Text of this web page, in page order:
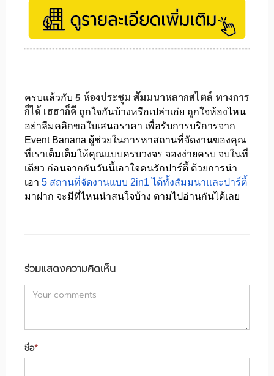
ครบแล้วกับ 5 ห้องประชุม สัมมนาหลากสไตล์ ทางการ
ก็ได้ เฮฮาก็ดี ถูกใจกันบ้างหรือเปล่าเอ่ย ถูกใจห้องไหน
อย่าลืมคลิกขอใบเสนอราคา เพื่อรับการบริการจาก
Event Banana ผู้ช่วยในการหาสถานที่จัดงานของคุณ
ที่เราเต็มเต็มให้คุณแบบครบวงจร จองง่ายครบ จบในที่
เดียว ก่อนจากกันวันนี้เอาใจคนรักปาร์ตี้ ด้วยการนำ
เอา 5 สถานที่จัดงานแบบ 2in1 ได้ทั้งสัมมนาและปาร์ตี้
มาฝาก จะมีที่ไหนน่าสนใจบ้าง ตามไปอ่านกันได้เลย
ร่วมแสดงความคิดเห็น
ชื่อ*